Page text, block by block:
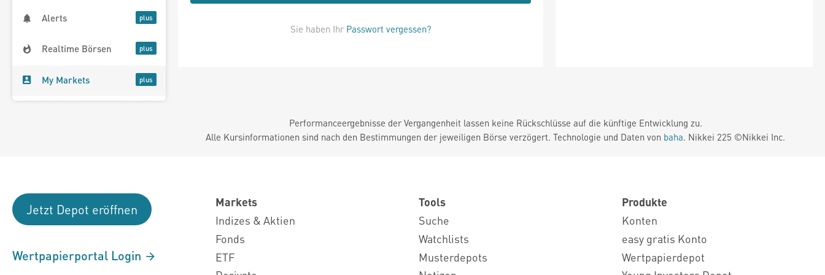
Alerts
Realtime Börsen
My Markets
Sie haben Ihr Passwort vergessen?
Performanceergebnisse der Vergangenheit lassen keine Rückschlüsse auf die künftige Entwicklung zu.
Alle Kursinformationen sind nach den Bestimmungen der jeweiligen Börse verzögert. Technologie und Daten von baha. Nikkei 225 ©Nikkei Inc.
Jetzt Depot eröffnen
Wertpapierportal Login
Markets
Indizes & Aktien
Fonds
ETF
Tools
Suche
Watchlists
Musterdepots
Produkte
Konten
easy gratis Konto
Wertpapierdepot